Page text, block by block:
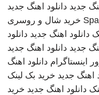
جدید دانلود اهنگ جدید
خرید شال و روسری
دانلود اهنگ جدید دانلود
جدید دانلود اهنگ جدید
اینستاگرام دانلود اهنگ
اهنگ جدید خرید بک لینک
دانلود اهنگ جدید خرید